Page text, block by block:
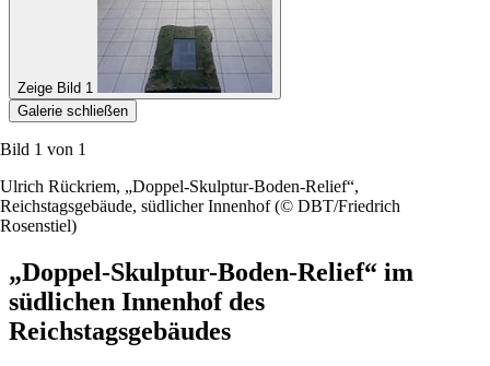
Zeige Bild 1
Galerie schließen
Bild 1 von 1
Ulrich Rückriem, „Doppel-Skulptur-Boden-Relief“,
Reichstagsgebäude, südlicher Innenhof (© DBT/Friedrich
Rosenstiel)
„Doppel-Skulptur-Boden-Relief“ im
südlichen Innenhof des
Reichstagsgebäudes